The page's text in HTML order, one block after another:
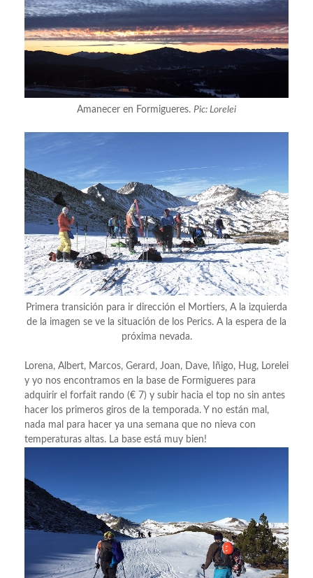
Amanecer en Formigueres. Pic: Lorelei
Primera transición para ir dirección el Mortiers, A la izquierda
de la imagen se ve la situación de los Perics. A la espera de la
próxima nevada.
Lorena, Albert, Marcos, Gerard, Joan, Dave, Iñigo, Hug, Lorelei
y yo nos encontramos en la base de Formigueres para
adquirir el forfait rando (€ 7) y subir hacia el top no sin antes
hacer los primeros giros de la temporada. Y no están mal,
nada mal para hacer ya una semana que no nieva con
temperaturas altas. La base está muy bien!